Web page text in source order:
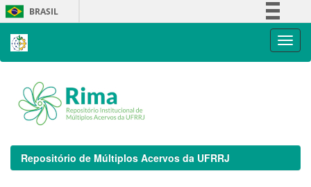
Skip
navigation
BRASIL
Repositório de Múltiplos Acervos da UFRRJ